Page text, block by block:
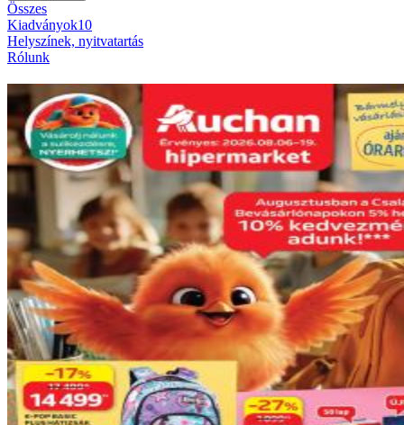
Összes
Kiadványok10
Helyszínek, nyitvatartás
Rólunk